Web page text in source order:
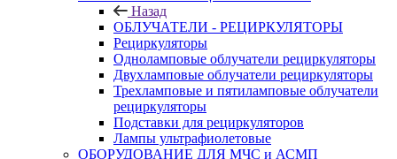
Назад
ОБЛУЧАТЕЛИ - РЕЦИРКУЛЯТОРЫ
Рециркуляторы
Одноламповые облучатели рециркуляторы
Двухламповые облучатели рециркуляторы
Трехламповые и пятиламповые облучатели
рециркуляторы
Подставки для рециркуляторов
Лампы ультрафиолетовые
ОБОРУДОВАНИЕ ДЛЯ МЧС и АСМП